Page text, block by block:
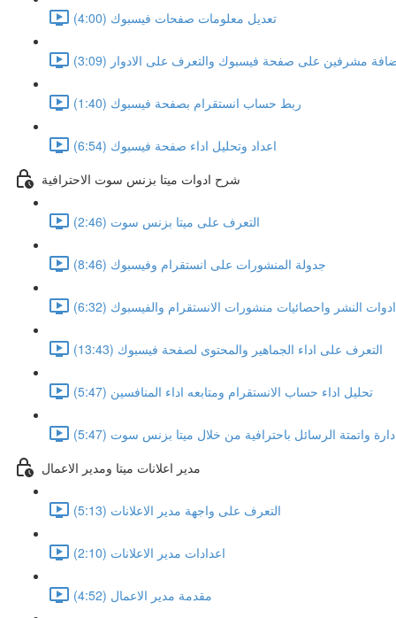
تعديل معلومات صفحات فيسبوك (4:00)
مشرفين على صفحة فيسبوك والتعرف على الادوار (3:09)
ربط حساب انستقرام بصفحة فيسبوك (1:40)
اعداد وتحليل اداء صفحة فيسبوك (6:54)
شرح ادوات ميتا بزنس سوت الاحترافية
التعرف على ميتا بزنس سوت (2:46)
جدولة المنشورات على انستقرام وفيسبوك (8:46)
ادوات النشر واحصائيات منشورات الانستقرام والفيسبوك (6:32)
التعرف على اداء الجماهير والمحتوى لصفحة فيسبوك (13:43)
تحليل اداء حساب الانستقرام ومتابعه اداء المنافسين (5:47)
واتمتة الرسائل باحترافية من خلال ميتا بزنس سوت (5:47)
مدير اعلانات ميتا ومدير الاعمال
التعرف على واجهة مدير الاعلانات (5:13)
اعدادات مدير الاعلانات (2:10)
مقدمة مدير الاعمال (4:52)